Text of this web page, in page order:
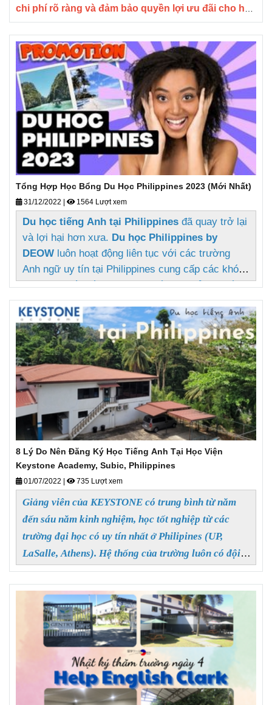
chi phí rõ ràng và đảm bảo quyền lợi ưu đãi cho học
viên khi đăng ký Du học Philippines cùng DEOW.
Tổng Hợp Học Bổng Du Học Philippines 2023 (Mới Nhất)
31/12/2022 1564 Lượt xem
Du học tiếng Anh tại Philippines đã quay trở lại
và lợi hại hơn xưa. Du học Philippines by
DEOW luôn hoạt động liên tục với các trường
Anh ngữ uy tín tại Philippines cung cấp các khóa
học online từ tiếng Anh giao tiếp cho trẻ em đến
người lớn và luyện thi TOEIC, IELTS đảm bảo
điểm số.Chúc mừng Du học tiếng Anh tại
Philippines khởi sắc trở lại và chào đón các bạn
học viên quay trở lại Philippines, Deow chia sẻ
với các bạncơ hội học bổngđến từ các trường
như sau:
8 Lý Do Nên Đăng Ký Học Tiếng Anh Tại Học Viện
Keystone Academy, Subic, Philippines
01/07/2022 735 Lượt xem
Giảng viên của KEYSTONE có trung bình từ năm
đến sáu năm kinh nghiệm, học tốt nghiệp từ các
trường đại học có uy tín nhất ở Philipines (UP,
LaSalle, Athens). Hệ thống của trường luôn có đội
ngũ giảng viên tốt nhất, chúng tôi tuyển dụng Giảng
viên dựa trên các tiêu chuẩn tuyển dụng và có hệ
thống đánh giá Giảng viên thường xuyên.